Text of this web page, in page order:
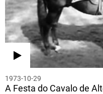
1973-10-29
A Festa do Cavalo de